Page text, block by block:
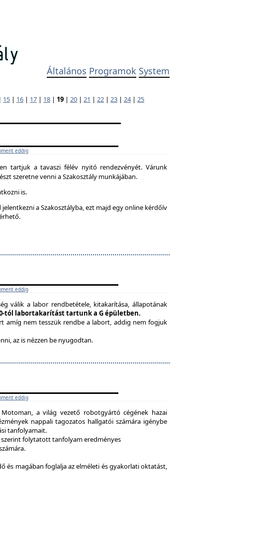
Általános Programok System
15 | 16 | 17 | 18 | 19 | 20 | 21 | 22 | 23 | 24| 25
eddig
tartjuk a tavaszi félév nyitó rendezvényét. Várunk
szeretne venni a Szakosztály munkájában.
is.
a Szakosztályba, ezt majd egy online kérdőív
eddig
válik a labor rendbetétele, kitakarítása, állapotának
tól labortakarítást tartunk a G épületben.
amíg nem tesszük rendbe a labort, addig nem fogjuk
az is nézzen be nyugodtan.
eddig
a világ vezető robotgyártó cégének hazai
nappali tagozatos hallgatói számára igénybe
tanfolyamait.
szerint folytatott tanfolyam eredményes
és magában foglalja az elméleti és gyakorlati oktatást,